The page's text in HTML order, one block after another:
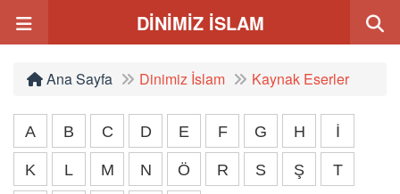
DİNİMİZ İSLAM
Ana Sayfa Dinimiz İslam Kaynak Eserler
A B C D E F G H İ
K L M N Ö R S Ş T